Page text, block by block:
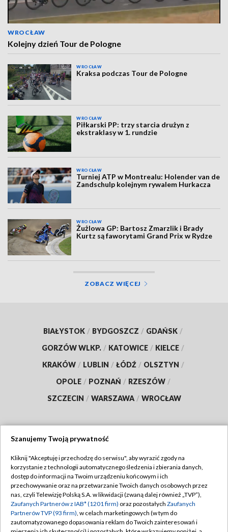
WROCŁAW
Kolejny dzień Tour de Pologne
WROCŁAW
Kraksa podczas Tour de Pologne
WROCŁAW
Piłkarski PP: trzy starcia drużyn z
ekstraklasy w 1. rundzie
WROCŁAW
Turniej ATP w Montrealu: Holender van de
Zandschulp kolejnym rywalem Hurkacza
WROCŁAW
Żużlowa GP: Bartosz Zmarzlik i Brady
Kurtz są faworytami Grand Prix w Rydze
ZOBACZ WIĘCEJ
BIAŁYSTOK / BYDGOSZCZ / GDAŃSK /
GORZÓW WLKP. / KATOWICE / KIELCE /
KRAKÓW / LUBLIN / ŁÓDŹ / OLSZTYN /
OPOLE / POZNAŃ / RZESZÓW /
SZCZECIN / WARSZAWA / WROCŁAW
TVP
Abonament TVP
Emisja w TVP
Centrum informacji TVP
Regulamin TVP
Polityka prywatności
Moje zgody
Szanujemy Twoją prywatność
Kliknij "Akceptuję i przechodzę do serwisu", aby wyrazić zgody na
korzystanie z technologii automatycznego śledzenia i zbierania danych,
dostęp do informacji na Twoim urządzeniu końcowym i ich
przechowywanie oraz na przetwarzanie Twoich danych osobowych przez
nas, czyli Telewizję Polską S.A. w likwidacji (zwaną dalej również „TVP”),
Zaufanych Partnerów z IAB* (1201 firm) oraz pozostałych Zaufanych
Partnerów TVP (93 firm), w celach marketingowych (w tym do
zautomatyzowanego dopasowania reklam do Twoich zainteresowań i